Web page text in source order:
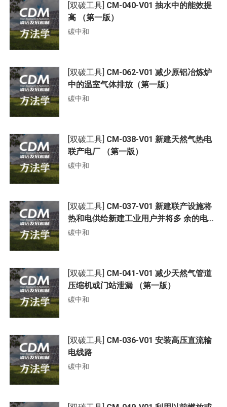
[双碳工具] CM-040-V01 抽水中的能效提
高 （第一版）
碳中和
[双碳工具] CM-062-V01 减少原铝冶炼炉
中的温室气体排放（第一版）
碳中和
[双碳工具] CM-038-V01 新建天然气热电
联产电厂 （第一版）
碳中和
[双碳工具] CM-037-V01 新建联产设施将
热和电供给新建工业用户并将多 余的电上
网或者提供给其他用户
碳中和
[双碳工具] CM-041-V01 减少天然气管道
压缩机或门站泄漏 （第一版）
碳中和
[双碳工具] CM-036-V01 安装高压直流输
电线路
碳中和